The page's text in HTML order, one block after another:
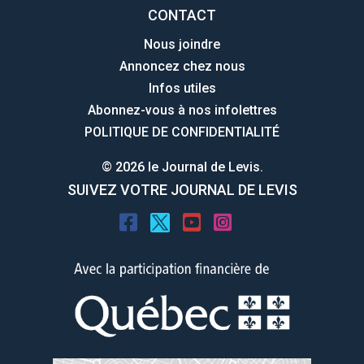
CONTACT
Nous joindre
Annoncez chez nous
Infos utiles
Abonnez-vous à nos infolettres
POLITIQUE DE CONFIDENTIALITÉ
© 2026 le Journal de Levis.
SUIVEZ VOTRE JOURNAL DE LEVIS